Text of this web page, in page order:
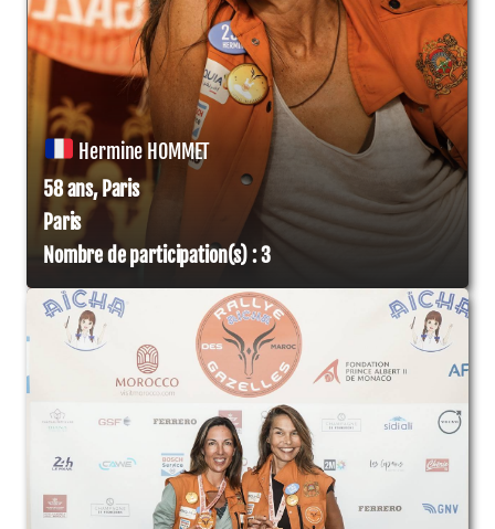
Hermine HOMMET
58 ans, Paris
Paris
Nombre de participation(s) : 3